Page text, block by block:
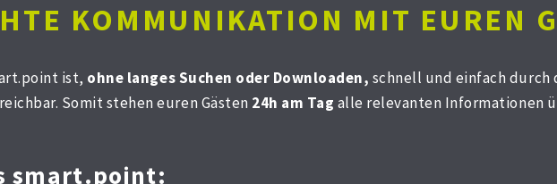
KOMMUNIKATION MIT EUREN
ist, ohne langes Suchen oder Downloaden, schnell und einfach durch
Somit stehen euren Gästen 24h am Tag alle relevanten Informationen
smart.point: